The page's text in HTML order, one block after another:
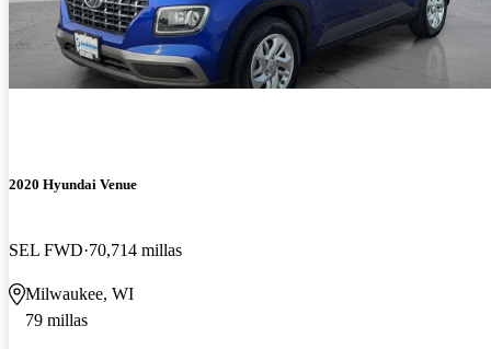
2020 Hyundai Venue
SEL FWD 70,714 millas
Milwaukee, WI
79 millas